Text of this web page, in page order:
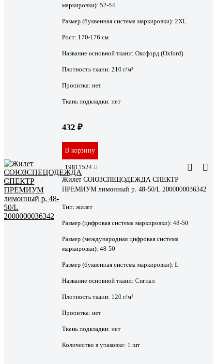
маркировки): 52-54
Размер (буквенная система маркировки): 2XL
Рост: 170-176 см
Название основной ткани: Оксфорд (Oxford)
Плотность ткани: 210 г/м²
Пропитка: нет
Ткань подкладки: нет
432 ₽
В корзину
19811524
Жилет СОЮЗСПЕЦОДЕЖДА СПЕКТР
ПРЕМИУМ лимонный р. 48-50/L 2000000036342
Тип: жилет
Размер (цифровая система маркировки): 48-50
Размер (международная цифровая система
маркировки): 48-50
Размер (буквенная система маркировки): L
Название основной ткани: Сигнал
Плотность ткани: 120 г/м²
Пропитка: нет
Ткань подкладки: нет
Количество в упаковке: 1 шт